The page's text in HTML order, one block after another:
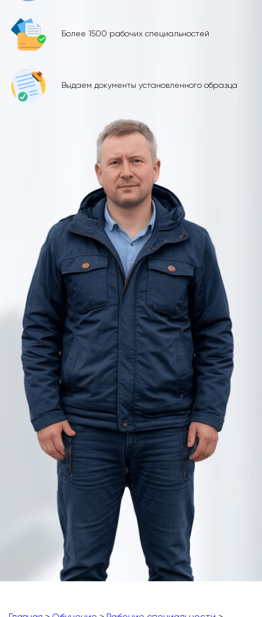
Более 1500 рабочих специальностей
Выдаем документы установленного образца